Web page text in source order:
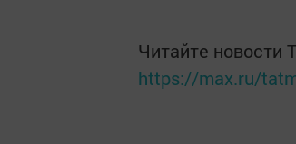
Читайте новости
https://max.ru/